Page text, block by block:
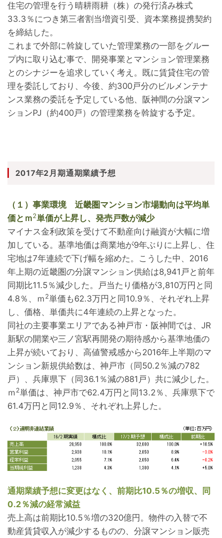
住宅の管理を行う晴耕雨耕（株）の発行済み株式
33.3％につき第三者割当増資引受、資本業務提携契約
を締結した。
これまで外部に斡旋していた管理業務の一部をグルー
プ内に取り込む事で、開発事業とマンション管理業務
とのシナジーを追求していく考え。既に賃貸住宅の管
理を委託しており、今後、約300戸分のビルメンテナ
ンス業務の委託を予定している他、阪神間の分譲マン
ションPJ（約400戸）の管理業務を斡旋する予定。
2017年2月期通期業績予想
（１）事業環境 近畿圏マンション市場動向は平均単
価とｍ 2単価が上昇し、発売戸数が減少
マイナス金利政策を受けて不動産向け融資が大幅に増
加している。基準地価は商業地が9年ぶりに上昇し、住
宅地は7年連続で下げ幅を縮めた。こうした中、2016
年上期の近畿圏の分譲マンション供給は8,941戸と前年
同期比11.5％減少した。戸当たり価格が3,810万円と同
4.8％、ｍ 2単価も62.3万円と同10.9％、それぞれ上昇
し、価格、単価共に4年連続の上昇となった。
同社の主要事業エリアである神戸市・阪神間では、JR
新駅の開業や三ノ宮駅再開発の期待感から基準地価の
上昇が続いており、高値警戒感から2016年上半期のマ
ンション新規供給数は、神戸市（同50.2％減の782
戸）、兵庫県下（同36.1％減の881戸）共に減少した。
ｍ 2単価は、神戸市で62.4万円と同13.2％、兵庫県下で
61.4万円と同12.9％、それぞれ上昇した。
通期業績予想に変更はなく、前期比10.5％の増収、同
0.2％減の経常減益
売上高は前期比10.5％増の320億円。物件の入替で不
動産賃貸収入が減少するものの、分譲マンション販売